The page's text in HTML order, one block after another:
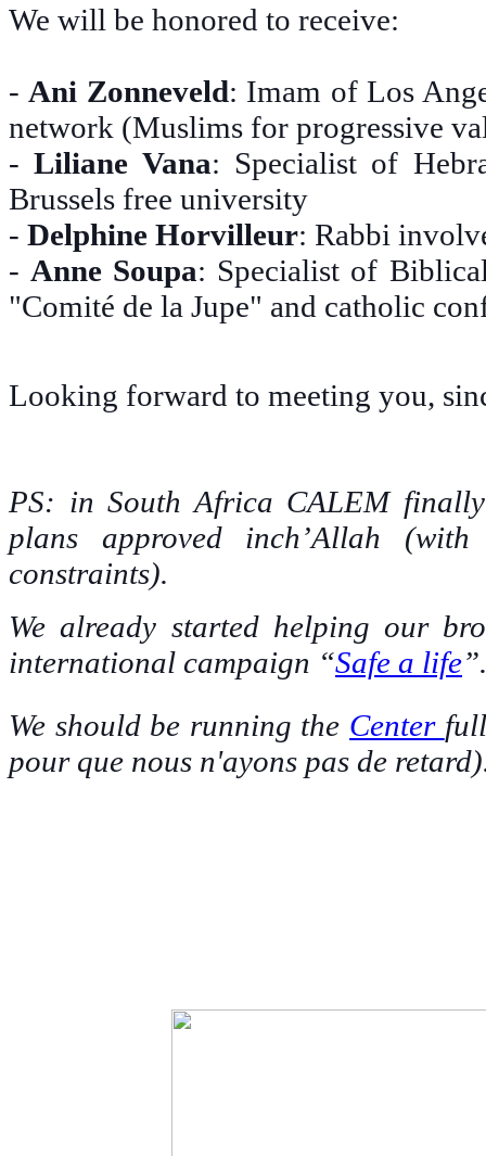
We will be honored to receive:
- Ani Zonneveld: Imam of Los
network (Muslims for progressive
-Liliane Vana: Specialist of
Brussels free university
- Delphine Horvilleur: Rabbi
- Anne Soupa: Specialist of
"Comité de la Jupe" and catholic
Looking forward to meeting you,
PS: in South Africa CALEM
plans approved inch’Allah
constraints).
We already started helping our
international campaign “Safe a life”.
We should be running the Center
pour que nous n'ayons pas de